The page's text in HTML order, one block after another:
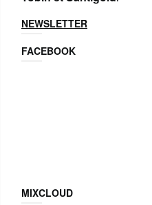
NEWSLETTER
FACEBOOK
MIXCLOUD